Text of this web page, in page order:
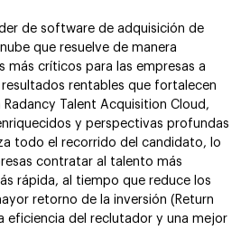
de software de adquisición de
que resuelve de manera
más críticos para las empresas a
rentables que fortalecen
Radancy Talent Acquisition Cloud,
y perspectivas profundas
todo el recorrido del candidato, lo
contratar al talento más
rápida, al tiempo que reduce los
retorno de la inversión (Return
eficiencia del reclutador y una mejor